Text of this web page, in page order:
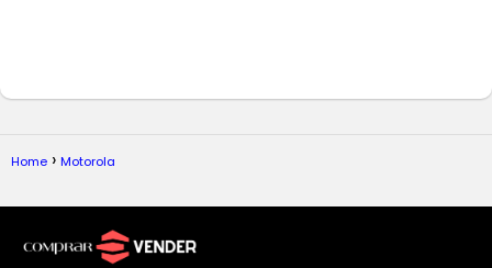
Home Motorola